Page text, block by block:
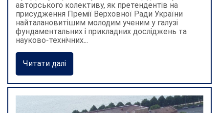
авторського колективу, як претендентів на
присудження Премії Верховної Ради України
найталановитішим молодим ученим у галузі
фундаментальних і прикладних досліджень та
науково-технічних...
Читати далі